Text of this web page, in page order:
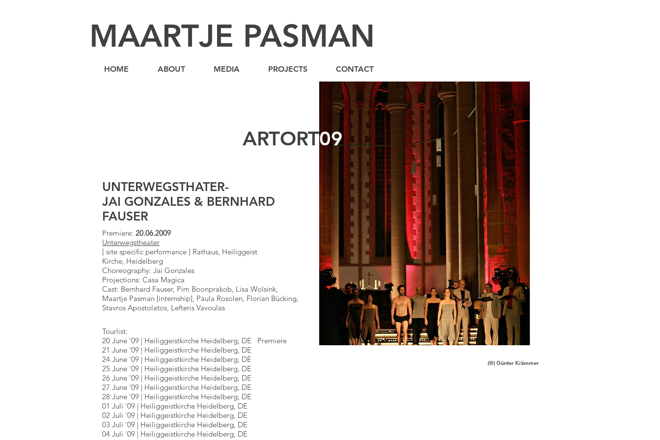
MAARTJE PASMAN
ARTORT09
HOME ABOUT MEDIA PROJECTS CONTACT
UNTERWEGSTHATER-
JAI GONZALES & BERNHARD
FAUSER
Premiere: 20.06.2009
Unterwegstheater
[ site specific performance ] Rathaus, Heiliggeist
Kirche, Heidelberg
Choreography: Jai Gonzales
Projections: Casa Magica
Cast: Bernhard Fauser, Pim Boonprakob, Lisa Wolsink,
Maartje Pasman [internship], Paula Rosolen, Florian Bücking,
Stavros Apostolatos, Lefteris Vavoulas
Tourlist:
20 June '09 | Heiliggeistkirche Heidelberg, DE Premiere
21 June '09 | Heiliggeistkirche Heidelberg, DE
24 June '09 | Heiliggeistkirche Heidelberg, DE
25 June '09 | Heiliggeistkirche Heidelberg, DE
26 June '09 | Heiliggeistkirche Heidelberg, DE
27 June '09 | Heiliggeistkirche Heidelberg, DE
28 June '09 | Heiliggeistkirche Heidelberg, DE
01 Juli '09 | Heiliggeistkirche Heidelberg, DE
02 Juli '09 | Heiliggeistkirche Heidelberg, DE
03 Juli '09 | Heiliggeistkirche Heidelberg, DE
04 Juli '09 | Heiliggeistkirche Heidelberg, DE
(©) G​ünter Krämmer